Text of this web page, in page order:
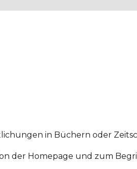
in Büchern oder
der Homepage und zum